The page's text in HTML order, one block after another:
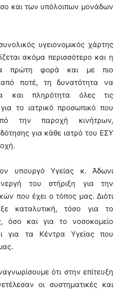
και των υπόλοιπων μονάδων
υγειονομικός χάρτης
ακόμα περισσότερο και η
πρώτη φορά και με πιο
ποτέ, τη δυνατότητα να
και πληρότητα όλες τις
το ιατρικό προσωπικό που
την παροχή κινήτρων,
για κάθε ιατρό του ΕΣΥ
υπουργό Υγείας κ. Άδωνι
του στήριξη για την
που έχει ο τόπος μας. Διότι
καταλυτική, τόσο για το
όσο και για το νοσοκομείο
για τα Κέντρα Υγείας που
ότι στην επίτευξη
οι συστηματικές και